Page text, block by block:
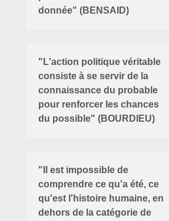
donnée" (BENSAID)
"L'action politique véritable
consiste à se servir de la
connaissance du probable
pour renforcer les chances
du possible" (BOURDIEU)
"Il est impossible de
comprendre ce qu'a été, ce
qu'est l'histoire humaine, en
dehors de la catégorie de